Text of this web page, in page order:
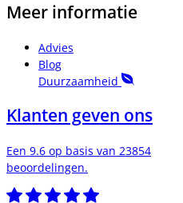
Meer informatie
Advies
Blog
Duurzaamheid
Klanten geven ons
Een 9.6 op basis van 23854
beoordelingen.